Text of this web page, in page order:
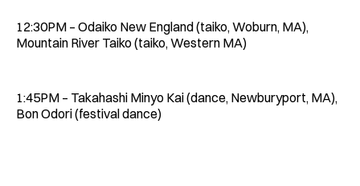
12:30PM – Odaiko New England (taiko, Woburn, MA),
Mountain River Taiko (taiko, Western MA)
1:45PM – Takahashi Minyo Kai (dance, Newburyport, MA),
Bon Odori (festival dance)